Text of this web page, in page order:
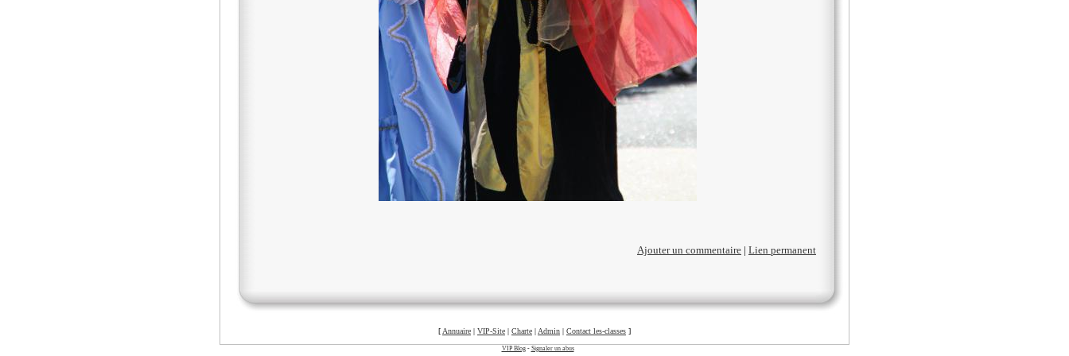
Ajouter un commentaire | Lien permanent
[ Annuaire | VIP-Site | Charte | Admin | Contact les-classes ]
VIP Blog- Signaler un abus